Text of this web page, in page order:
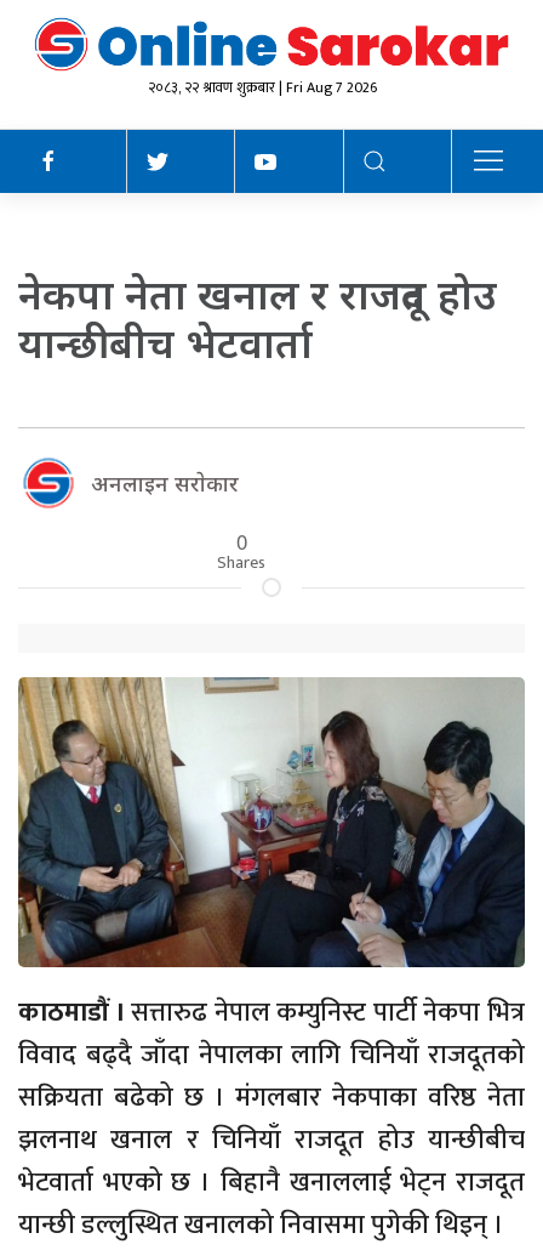
२०८३, २२ श्रावण शुक्रबार | Fri Aug 7 2026
नेकपा नेता खनाल र राजदूत होउ
यान्छीबीच भेटवार्ता
अनलाइन सराेकार
0
Shares
काठमाडौं ।सत्तारुढ नेपाल कम्युनिस्ट पार्टी नेकपा भित्र
विवाद बढ्दै जाँदा नेपालका लागि चिनियाँ राजदूतको
सक्रियता बढेको छ । मंगलबार नेकपाका वरिष्ठ नेता
झलनाथ खनाल र चिनियाँ राजदूत होउ यान्छीबीच
भेटवार्ता भएको छ । बिहानै खनाललाई भेट्न राजदूत
यान्छी डल्लुस्थित खनालको निवासमा पुगेकी थिइन् ।